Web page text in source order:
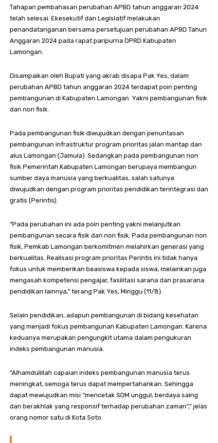
Tahapan pembahasan perubahan APBD tahun anggaran 2024
telah selesai. Ekesekutif dan Legislatif melakukan
penandatanganan bersama persetujuan perubahan APBD Tahun
Anggaran 2024 pada rapat paripurna DPRD Kabupaten
Lamongan.
Disampaikan oleh Bupati yang akrab disapa Pak Yes, dalam
perubahan APBD tahun anggaran 2024 terdapat poin penting
pembangunan di Kabupaten Lamongan. Yakni pembangunan fisik
dan non fisik.
Pada pembangunan fisik diwujudkan dengan penuntasan
pembangunan infrastruktur program prioritas jalan mantap dan
alus Lamongan (Jamula). Sedangkan pada pembangunan non
fisik Pemerintah Kabupaten Lamongan berupaya membangun
sumber daya manusia yang berkualitas, salah satunya
diwujudkan dengan program prioritas pendidikan terintegrasi dan
gratis (Perintis).
“Pada perubahan ini ada poin penting yakni melanjutkan
pembangunan secara fisik dan non fisik. Pada pembangunan non
fisik, Pemkab Lamongan berkomitmen melahirkan generasi yang
berkualitas. Realisasi program prioritas Perintis ini tidak hanya
fokus untuk memberikan beasiswa kepada siswa, melainkan juga
mengasah kompetensi pengajar, fasilitasi sarana dan prasarana
pendidikan lainnya,” terang Pak Yes, Minggu (11/8).
Selain pendidikan, adapun pembangunan di bidang kesehatan
yang menjadi fokus pembangunan Kabupaten Lamongan. Karena
keduanya merupakan pengungkit utama dalam pengukuran
indeks pembangunan manusia.
“Alhamdulillah capaian indeks pembangunan manusia terus
meningkat, semoga terus dapat mempertahankan. Sehingga
dapat mewujudkan misi “mencetak SDM unggul, berdaya saing
dan berakhlak yang responsif terhadap perubahan zaman”,” jelas
orang nomor satu di Kota Soto.